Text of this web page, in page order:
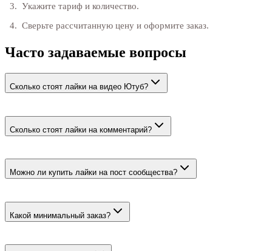
Укажите тариф и количество.
Сверьте рассчитанную цену и оформите заказ.
Часто задаваемые вопросы
Сколько стоят лайки на видео Ютуб?
Сколько стоят лайки на комментарий?
Можно ли купить лайки на пост сообщества?
Какой минимальный заказ?